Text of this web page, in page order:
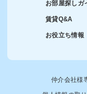
お部屋探しガ
賃貸Q&A
お役立ち情報
仲介会社様